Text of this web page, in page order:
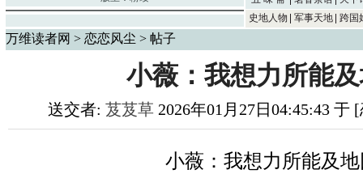
史地人物
军事天地 跨国
万维读者网 > 恋恋风尘 > 帖子
小薇：我想力所能
送交者: 芨芨草 2026年01月27日04:45:43 于
小薇：我想力所能及